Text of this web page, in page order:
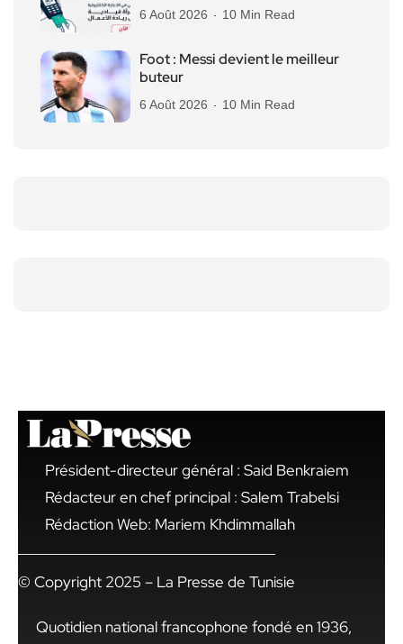
6 Août 2026 10 Min Read
Foot : Messi devient le meilleur
buteur
6 Août 2026 10 Min Read
Président-directeur général : Said Benkraiem
Rédacteur en chef principal : Salem Trabelsi
Rédaction Web: Mariem Khdimmallah
© Copyright 2025 – La Presse de Tunisie
Quotidien national francophone fondé en 1936,